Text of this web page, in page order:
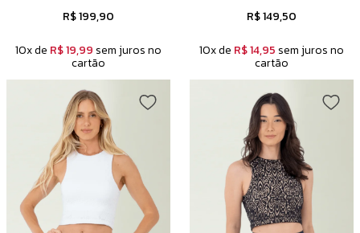
R$ 199,90
10x de R$ 19,99 sem juros no
cartão
R$ 149,50
10x de R$ 14,95 sem juros no
cartão